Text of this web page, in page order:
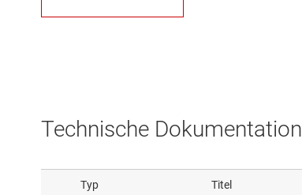
Technische Dokumentation